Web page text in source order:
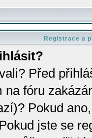
Registrace a
Před
na fóru
Pokud
jste se